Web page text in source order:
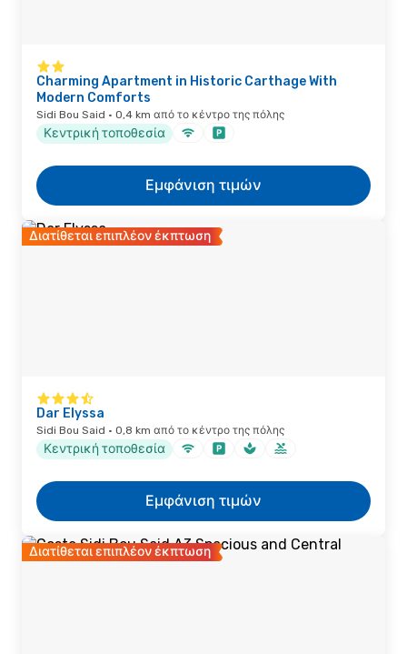
Charming Apartment in Historic Carthage With
Modern Comforts
Sidi Bou Said · 0,4 km από το κέντρο της πόλης
Κεντρική τοποθεσία
Εμφάνιση τιμών
Διατίθεται επιπλέον έκπτωση
Dar Elyssa
Sidi Bou Said · 0,8 km από το κέντρο της πόλης
Κεντρική τοποθεσία
Εμφάνιση τιμών
Διατίθεται επιπλέον έκπτωση